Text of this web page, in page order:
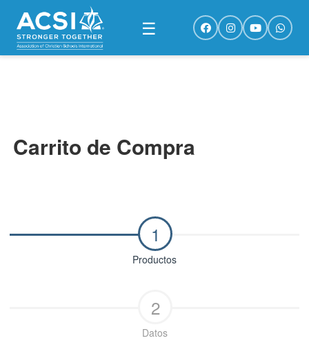
☰
Carrito de Compra
1
Productos
2
Datos